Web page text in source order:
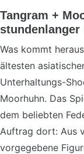
Tangram +
stundenlanger
Was kommt
ältesten
Unterhaltungs-
Moorhuhn. Das
dem beliebten
Auftrag dort: Aus
vorgegebene